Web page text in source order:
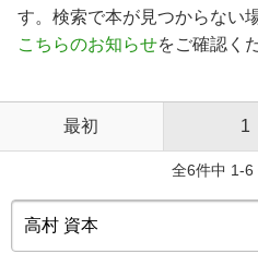
す。検索で本が見つからない
こちらのお知らせをご確認く
最初 1
全6件中 1-6